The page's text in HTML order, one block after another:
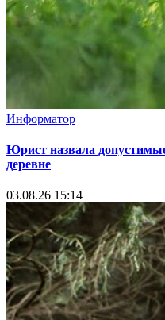
Информатор
Юрист назвала
деревне
03.08.26 15:14